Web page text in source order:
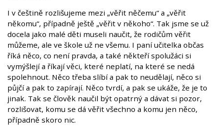
I v češtině rozlišujeme mezi „věřit něčemu“ a „věřit
někomu“, případně ještě „věřit v někoho“. Tak jsme se už
docela jako malé děti museli naučit, že rodičům věřit
můžeme, ale ve škole už ne všemu. I paní učitelka občas
říká něco, co není pravda, a také někteří spolužáci si
vymýšlejí a říkají věci, které neplatí, na které se nedá
spolehnout. Něco třeba slíbí a pak to neudělají, něco si
půjčí a pak to zapírají. Něco tvrdí, a pak se ukáže, že je to
jinak. Tak se člověk naučil být opatrný a dávat si pozor,
rozlišovat, komu se dá věřit všechno a komu jen něco,
případně skoro nic.